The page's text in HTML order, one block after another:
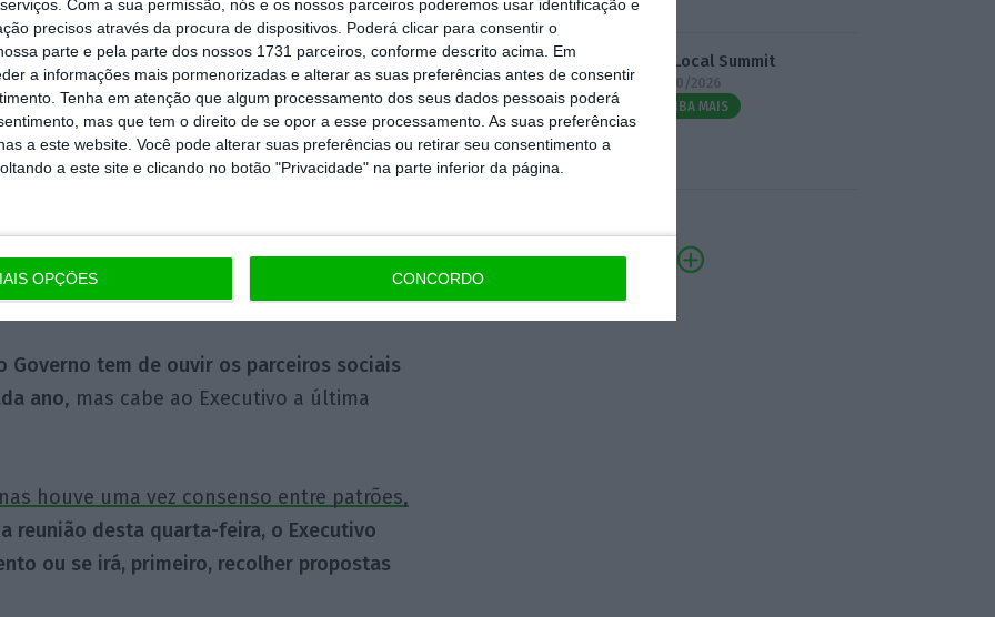
Com a sua permissão, nós e os nossos parceiros poderemos usar identificação e
precisos através da procura de dispositivos. Poderá clicar para consentir o
parte e pela parte dos nossos 1731 parceiros, conforme descrito acima. Em
a informações mais pormenorizadas e alterar as suas preferências antes de consentir
Tenha em atenção que algum processamento dos seus dados pessoais poderá
mas que tem o direito de se opor a esse processamento. As suas preferências
a este website. Você pode alterar suas preferências ou retirar seu consentimento a
a este site e clicando no botão "Privacidade" na parte inferior da página.
OPÇÕES CONCORDO
“Num ano como este, achamos que
Vieira Lopes.
que é importante continuar a trajetória de
ao ECO,a UGT avança que se “vai bater
35 euros
Silva considera ser “compatível”
a meta de atingir os 750 euros até
Governo tem de ouvir os parceiros sociais
ano, mas cabe ao Executivo a última
houve uma vez consenso entre patrões,
reunião desta quarta-feira, o Executivo
ou se irá, primeiro, recolher propostas
3.º Local Summit
07/10/2026
SAIBA MAIS